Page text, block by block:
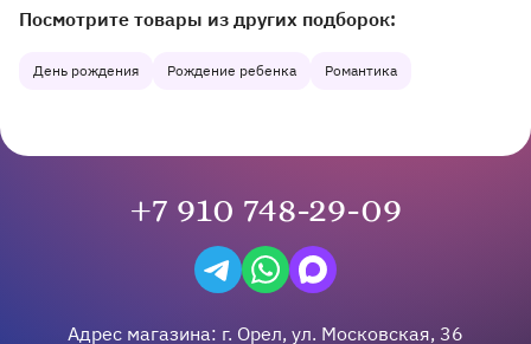
Наши другие подборки товаров на сайте
Посмотрите товары из других подборок:
День рождения Рождение ребенка Романтика
+7 910 748-29-09
Написать в Telegram
Написать на WhatsApp
Написать в Max
Адрес магазина: г. Орел, ул. Московская, 36